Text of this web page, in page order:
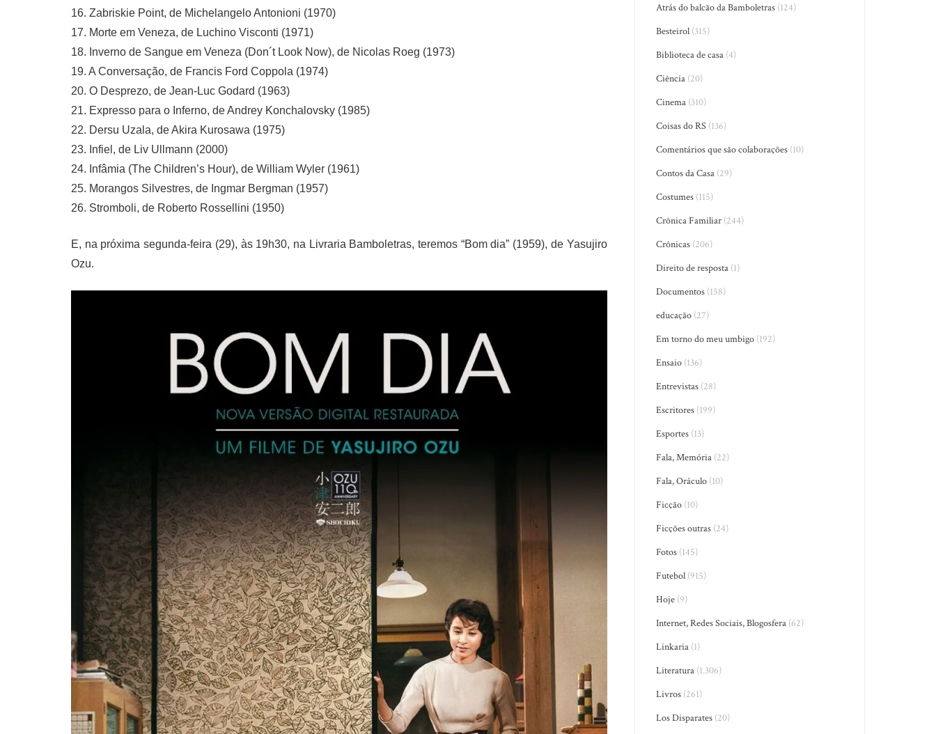
16. Zabriskie Point, de Michelangelo Antonioni (1970)
17. Morte em Veneza, de Luchino Visconti (1971)
18. Inverno de Sangue em Veneza (Don´t Look Now), de Nicolas Roeg (1973)
19. A Conversação, de Francis Ford Coppola (1974)
20. O Desprezo, de Jean-Luc Godard (1963)
21. Expresso para o Inferno, de Andrey Konchalovsky (1985)
22. Dersu Uzala, de Akira Kurosawa (1975)
23. Infiel, de Liv Ullmann (2000)
24. Infâmia (The Children’s Hour), de William Wyler (1961)
25. Morangos Silvestres, de Ingmar Bergman (1957)
26. Stromboli, de Roberto Rossellini (1950)
E, na próxima segunda-feira (29), às 19h30, na Livraria Bamboletras, teremos “Bom dia” (1959), de Yasujiro
Ozu.
Atrás do balcão da Bamboletras (124)
Besteirol (315)
Biblioteca de casa (4)
Ciência (20)
Cinema (310)
Coisas do RS (136)
Comentários que são colaborações (10)
Contos da Casa (29)
Costumes (115)
Crônica Familiar (244)
Crônicas (206)
Direito de resposta (1)
Documentos (158)
educação (27)
Em torno do meu umbigo (192)
Ensaio (136)
Entrevistas (28)
Escritores (199)
Esportes (13)
Fala, Memória (22)
Fala, Oráculo (10)
Ficção (10)
Ficções outras (24)
Fotos (145)
Futebol (915)
Hoje (9)
Internet, Redes Sociais, Blogosfera (62)
Linkaria (1)
Literatura (1.306)
Livros (261)
Los Disparates (20)